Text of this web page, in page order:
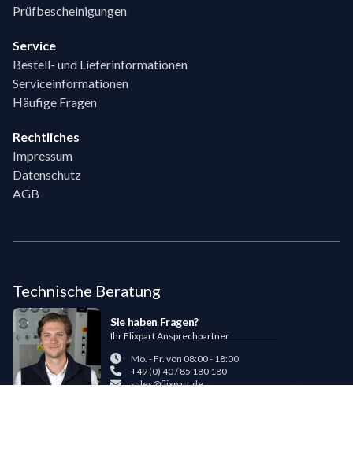
Prüfbescheinigungen
Service
Bestell- und Lieferinformationen
Serviceinformationen
Häufige Fragen
Rechtliches
Impressum
Datenschutz
AGB
Technische Beratung
Sie haben Fragen?
Ihr Flixpart Ansprechpartner
Mo. - Fr. von 08:00 - 18:00
+49 (0) 40 / 85 180 180
sales@flixpart.de